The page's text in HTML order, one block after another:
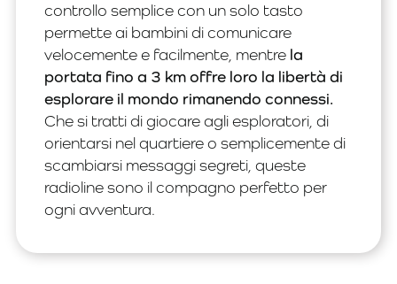
controllo semplice con un solo tasto
permette ai bambini di comunicare
velocemente e facilmente, mentre la
portata fino a 3 km offre loro la libertà di
esplorare il mondo rimanendo connessi.
Che si tratti di giocare agli esploratori, di
orientarsi nel quartiere o semplicemente di
scambiarsi messaggi segreti, queste
radioline sono il compagno perfetto per
ogni avventura.